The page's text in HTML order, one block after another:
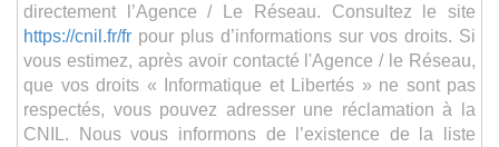
directement l’Agence / Le Réseau. Consultez le site
https://cnil.fr/fr pour plus d’informations sur vos droits. Si
vous estimez, après avoir contacté l'Agence / le Réseau,
que vos droits « Informatique et Libertés » ne sont pas
respectés, vous pouvez adresser une réclamation à la
CNIL. Nous vous informons de l’existence de la liste